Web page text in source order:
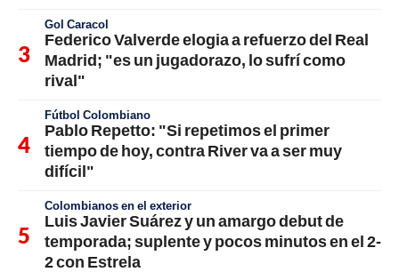
Gol Caracol
Federico Valverde elogia a refuerzo del Real
Madrid; "es un jugadorazo, lo sufrí como
rival"
Fútbol Colombiano
Pablo Repetto: "Si repetimos el primer
tiempo de hoy, contra River va a ser muy
difícil"
Colombianos en el exterior
Luis Javier Suárez y un amargo debut de
temporada; suplente y pocos minutos en el 2-
2 con Estrela